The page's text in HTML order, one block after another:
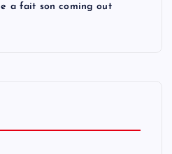
a fait son coming out